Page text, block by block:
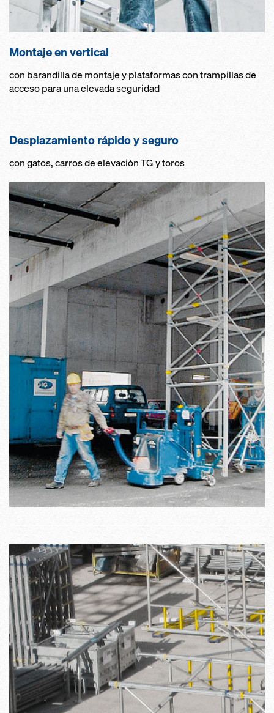
Montaje en vertical
con barandilla de montaje y plataformas con trampillas de
acceso para una elevada seguridad
Desplazamiento rápido y seguro
con gatos, carros de elevación TG y toros